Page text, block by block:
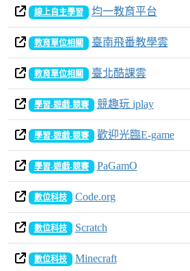
線上自主學習 均一教育平台
教育單位相關 臺南飛番教學雲
教育單位相關 臺北酷課雲
學習-遊戲-競賽 競趣玩 iplay
學習-遊戲-競賽 歡迎光臨E-game
學習-遊戲-競賽 PaGamO
數位科技 Code.org
數位科技 Scratch
數位科技 Minecraft